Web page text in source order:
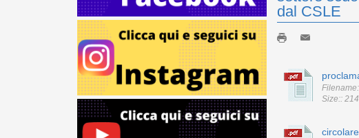
dal CSLE
Size::